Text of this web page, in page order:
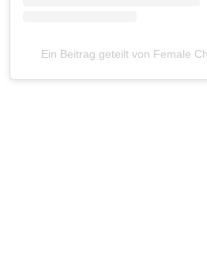
Ein Beitrag geteilt von Female